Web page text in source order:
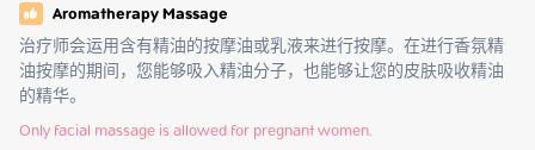
Aromatherapy Massage
治疗师会运用含有精油的按摩油或乳液来进行按摩。在进行香氛精
油按摩的期间，您能够吸入精油分子，也能够让您的皮肤吸收精油
的精华。
Only facial massage is allowed for pregnant women.